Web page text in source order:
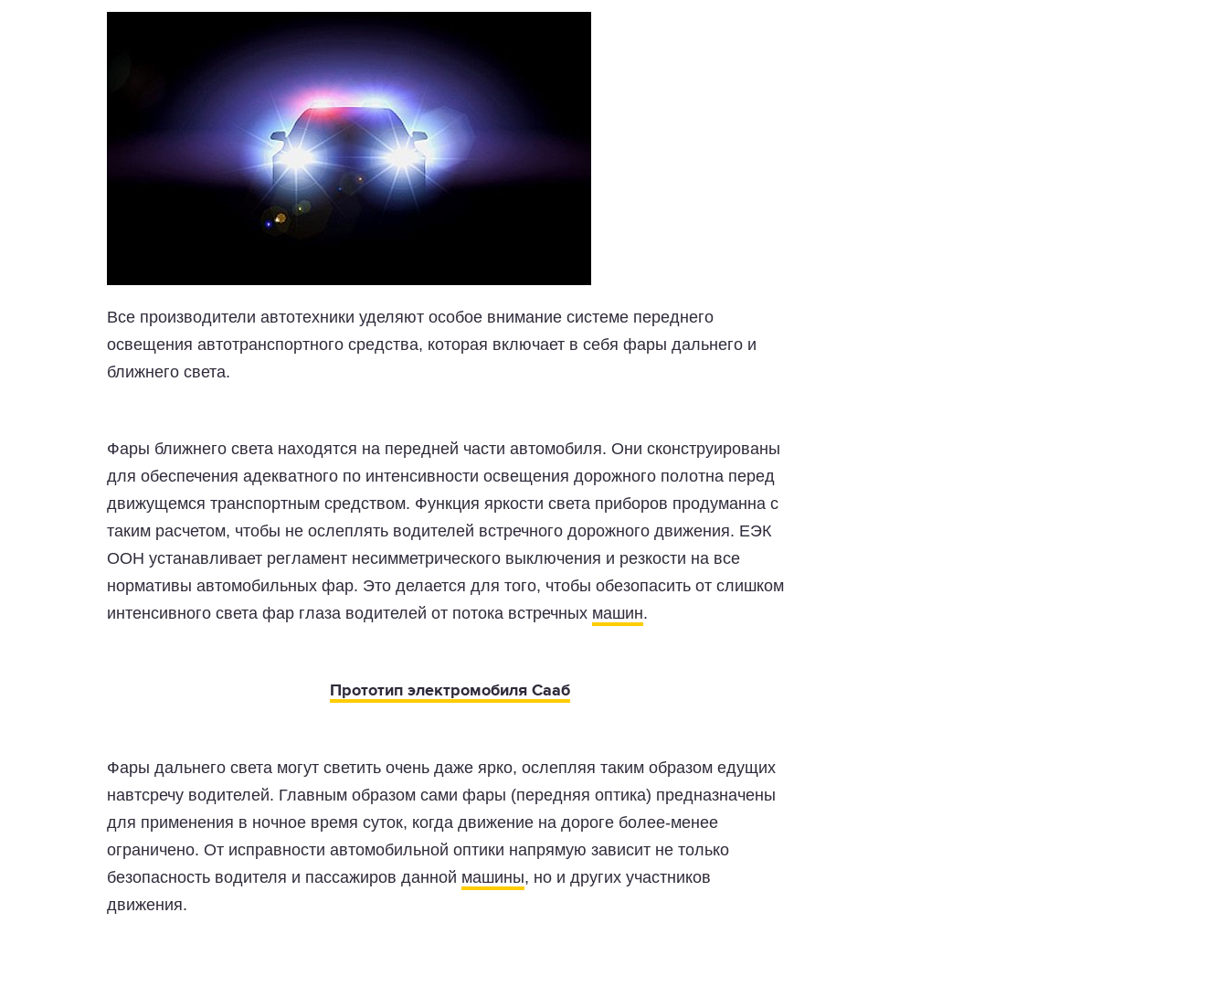
Все производители автотехники уделяют особое внимание системе переднего
освещения автотранспортного средства, которая включает в себя фары дальнего и
ближнего света.
Фары ближнего света находятся на передней части автомобиля. Они сконструированы
для обеспечения адекватного по интенсивности освещения дорожного полотна перед
движущемся транспортным средством. Функция яркости света приборов продуманна с
таким расчетом, чтобы не ослеплять водителей встречного дорожного движения. ЕЭК
ООН устанавливает регламент несимметрического выключения и резкости на все
нормативы автомобильных фар. Это делается для того, чтобы обезопасить от слишком
интенсивного света фар глаза водителей от потока встречных машин.
Прототип электромобиля Сааб
Фары дальнего света могут светить очень даже ярко, ослепляя таким образом едущих
навтсречу водителей. Главным образом сами фары (передняя оптика) предназначены
для применения в ночное время суток, когда движение на дороге более-менее
ограничено. От исправности автомобильной оптики напрямую зависит не только
безопасность водителя и пассажиров данной машины, но и других участников
движения.